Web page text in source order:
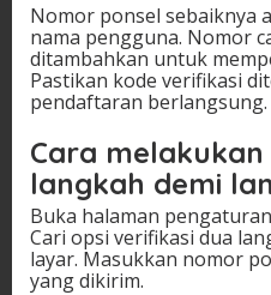
Nomor ponsel sebaiknya
nama pengguna. Nomor
ditambahkan untuk
Pastikan kode verifikasi
pendaftaran berlangsung.
Cara
langkah demi
Buka halaman
Cari opsi verifikasi dua
layar. Masukkan nomor
yang dikirim.